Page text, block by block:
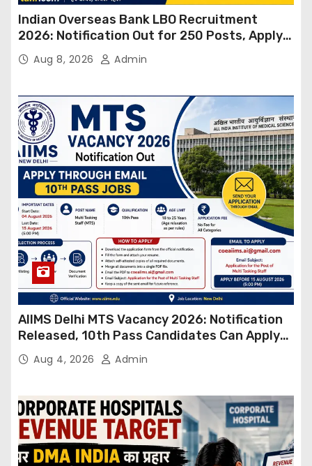
Indian Overseas Bank LBO Recruitment
2026: Notification Out for 250 Posts, Apply
OnlineAug 8, 2026 Admin
AIIMS Delhi MTS Vacancy 2026: Notification
Released, 10th Pass Candidates Can Apply
Through Email
Aug 4, 2026 Admin